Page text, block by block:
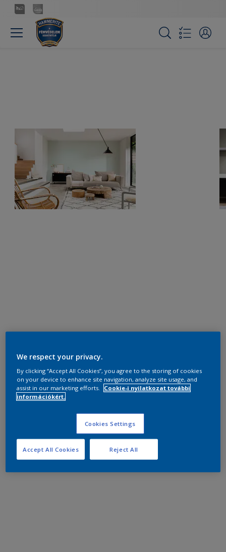
We respect your privacy.
By clicking “Accept All Cookies”, you agree to the storing of cookies
on your device to enhance site navigation, analyze site usage, and
assist in our marketing efforts.
Cookie-i nyilatkozat további
információkért.
Cookies Settings
Reject All
Accept All Cookies